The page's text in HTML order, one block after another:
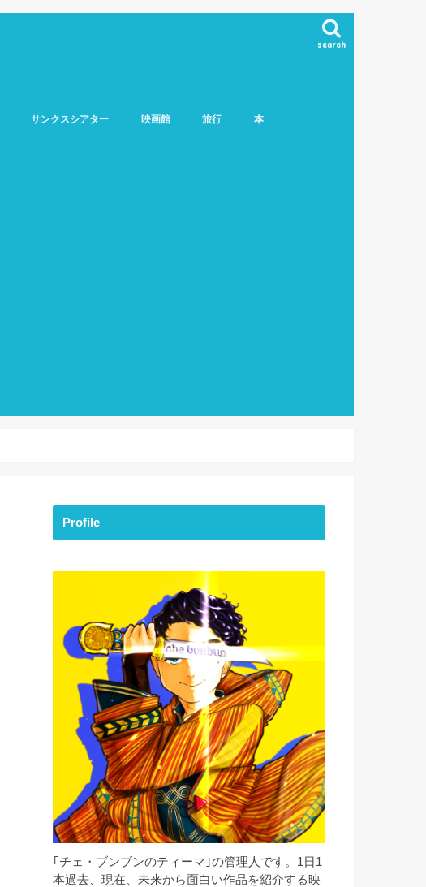
search
サンクスシアター 映画館 旅行 本
Profile
｢チェ・ブンブンのティーマ｣の管理人です。1日1
本過去、現在、未来から面白い作品を紹介する映